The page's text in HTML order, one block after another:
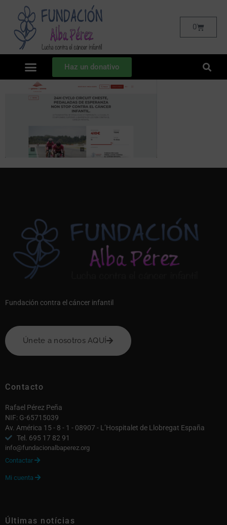
0
Haz un donativo
Fundación contra el cáncer infantil
Únete a nosotros AQUÍ
Contacto
Rafael Pérez Peña
NIF: G-65715039
Av. América 15 - 8 - 1 - 08907 - L’Hospitalet de Llobregat España
Tel. 695 17 82 91
info@fundacionalbaperez.org
Contactar 
Mi cuenta 
Últimas notícias